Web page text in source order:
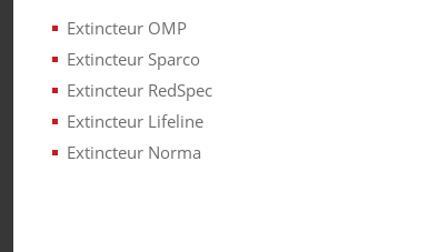
Extincteur OMP
Extincteur Sparco
Extincteur RedSpec
Extincteur Lifeline
Extincteur Norma